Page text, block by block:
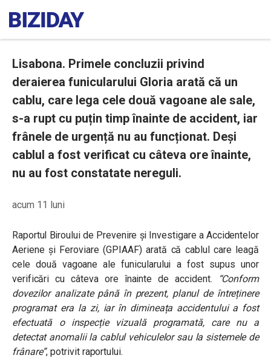
Lisabona. Primele concluzii privind
deraierea funicularului Gloria arată că un
cablu, care lega cele două vagoane ale sale,
s-a rupt cu puțin timp înainte de accident, iar
frânele de urgență nu au funcționat. Deși
cablul a fost verificat cu câteva ore înainte,
nu au fost constatate nereguli.
acum 11 luni
Raportul Biroului de Prevenire şi Investigare a Accidentelor
Aeriene şi Feroviare (GPIAAF) arată că cablul care leagă
cele două vagoane ale funicularului a fost supus unor
verificări cu câteva ore înainte de accident.
“Conform
dovezilor analizate până în prezent, planul de întreținere
programat era la zi, iar în dimineața accidentului a fost
efectuată o inspecție vizuală programată, care nu a
detectat anomalii la cablul vehiculelor sau la sistemele de
frânare”, potrivit raportului.